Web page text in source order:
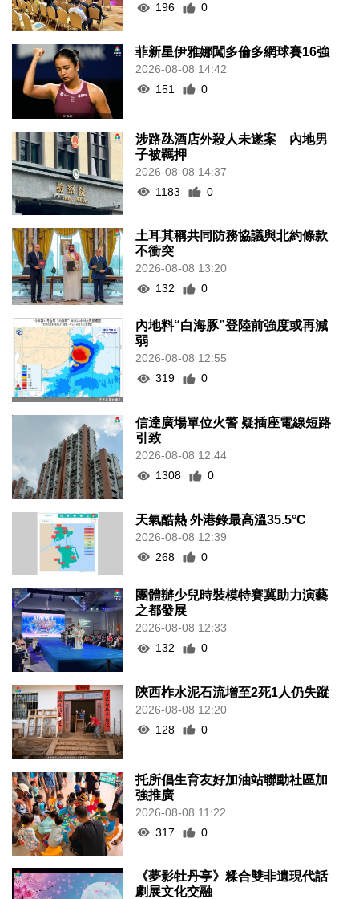
196 0
菲新星伊雅娜闖多倫多網球賽16強
2026-08-08 14:42
151
0
涉路氹酒店外殺人未遂案 內地男
子被羈押
2026-08-08 14:37
1183
0
土耳其稱共同防務協議與北約條款
不衝突
2026-08-08 13:20
132
0
內地料“白海豚”登陸前強度或再減
弱
2026-08-08 12:55
319
0
信達廣場單位火警 疑插座電線短路
引致
2026-08-08 12:44
1308
0
天氣酷熱 外港錄最高溫35.5°C
2026-08-08 12:39
268
0
團體辦少兒時裝模特賽冀助力演藝
之都發展
2026-08-08 12:33
132
0
陝西柞水泥石流增至2死1人仍失蹤
2026-08-08 12:20
128
0
托所倡生育友好加油站聯動社區加
強推廣
2026-08-08 11:22
317
0
《夢影牡丹亭》糅合雙非遺現代話
劇展文化交融